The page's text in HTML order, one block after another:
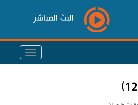
البث المباشر